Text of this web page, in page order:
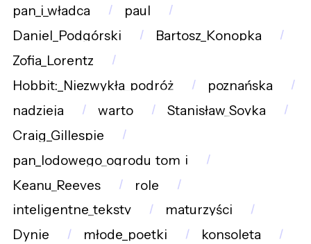
pan_i_władca
paul
Daniel_Podgórski
Bartosz_Konopka
Zofia_Lorentz
Hobbit:_Niezwykła_podróż
poznańska
nadzieja
warto
Stanisław_Soyka
Craig_Gillespie
pan_lodowego_ogrodu_tom_i
Keanu_Reeves
role
inteligentne_teksty
maturzyści
Dynie
młode_poetki
konsoleta